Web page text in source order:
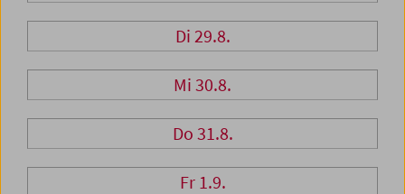
Di 29.8.
Mi 30.8.
Do 31.8.
Fr 1.9.